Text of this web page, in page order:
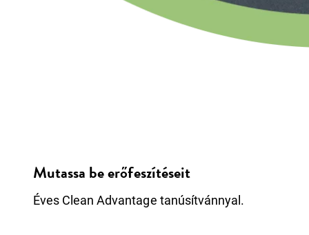
Mutassa be erőfeszítéseit
Éves Clean Advantage tanúsítvánnyal.